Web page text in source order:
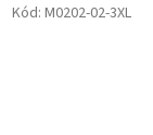
Kód: M0202-02-3XL